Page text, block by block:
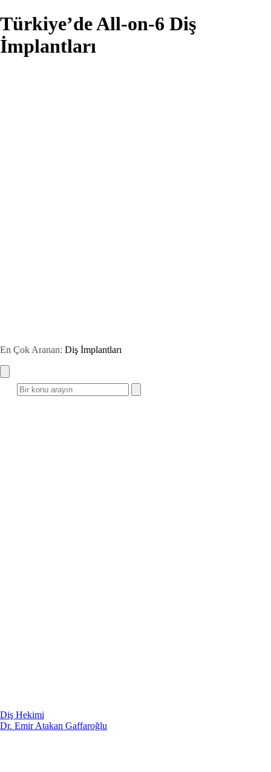
Türkiye’de All-on-6 Diş
İmplantları
En Çok Aranan: Diş İmplantları
Diş Hekimi
Dr. Emir Atakan Gaffaroğlu